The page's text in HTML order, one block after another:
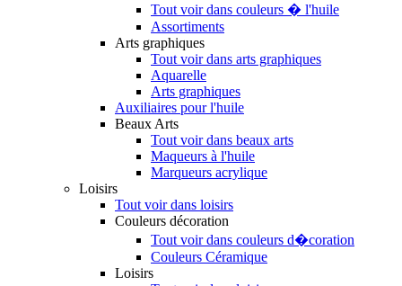
Tout voir dans couleurs � l'huile
Assortiments
Arts graphiques
Tout voir dans arts graphiques
Aquarelle
Arts graphiques
Auxiliaires pour l'huile
Beaux Arts
Tout voir dans beaux arts
Maqueurs à l'huile
Marqueurs acrylique
Loisirs
Tout voir dans loisirs
Couleurs décoration
Tout voir dans couleurs d�coration
Couleurs Céramique
Loisirs